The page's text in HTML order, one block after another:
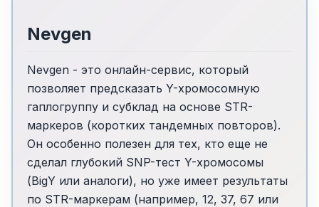
Nevgen
Nevgen - это онлайн-сервис, который
позволяет предсказать Y-хромосомную
гаплогруппу и субклад на основе STR-
маркеров (коротких тандемных повторов).
Он особенно полезен для тех, кто еще не
сделал глубокий SNP-тест Y-хромосомы
(BigY или аналоги), но уже имеет результаты
по STR-маркерам (например, 12, 37, 67 или